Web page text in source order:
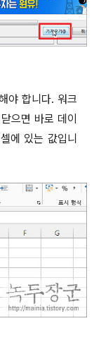
야 합니다. 워크
으면 바로 데이
에 있는 값입니